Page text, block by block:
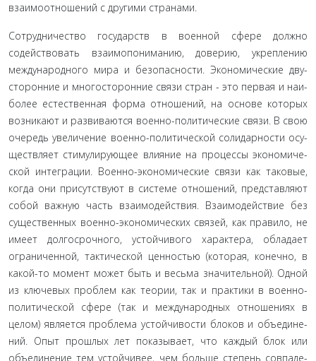
взаи­моотношений с другими странами.
Сотрудничество государств в военной сфере должно
содействовать взаимопониманию, доверию, укреплению
международного мира и безопасности. Экономические дву­
сторонние и многосторонние связи стран - это первая и наи­
более естественная форма отношений, на основе которых
возникают и развиваются военно-политические связи. В свою
очередь увеличение военно-политической солидарности осу­
ществляет стимулирующее влияние на процессы экономиче­
ской интеграции. Военно-экономические связи как таковые,
когда они присутствуют в системе отношений, представляют
собой важную часть взаимодействия. Взаимодействие без
существенных военно-экономических связей, как правило, не
имеет долгосрочного, устойчивого характера, обладает
ограниченной, тактической ценностью (которая, конечно, в
какой-то момент может быть и весьма значительной). Одной
из ключевых проблем как теории, так и практики в военно­
политической сфере (так и международных отношениях в
целом) является проблема устойчивости блоков и объедине­
ний. Опыт прошлых лет показывает, что каждый блок или
объединение тем устойчивее, чем больше степень совпаде­